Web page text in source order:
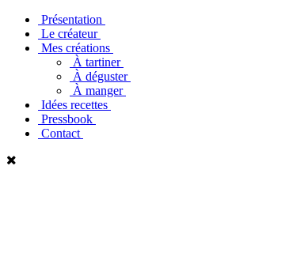
Présentation
Le créateur
Mes créations
À tartiner
À déguster
À manger
Idées recettes
Pressbook
Contact